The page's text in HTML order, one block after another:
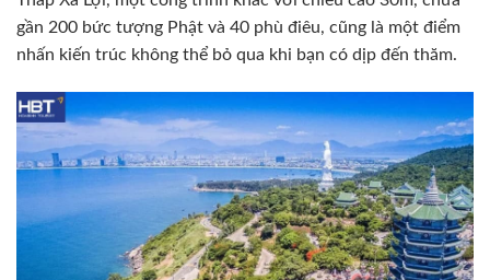
gần 200 bức tượng Phật và 40 phù điêu, cũng là một điểm
nhấn kiến trúc không thể bỏ qua khi bạn có dịp đến thăm.